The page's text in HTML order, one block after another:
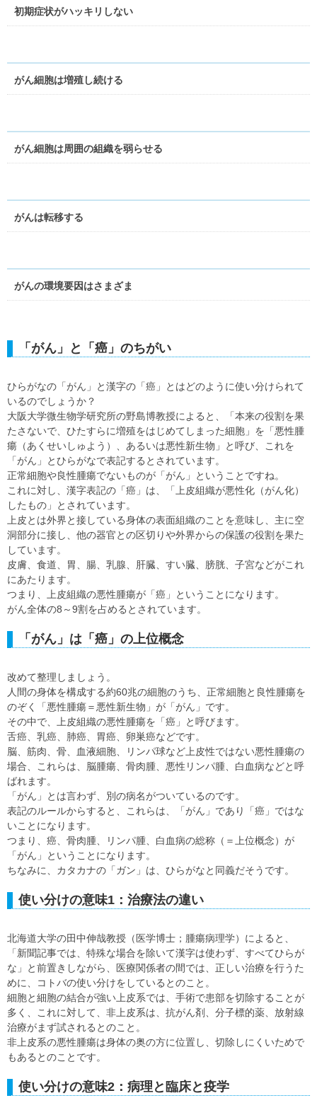
初期症状がハッキリしない
がん細胞は増殖し続ける
がん細胞は周囲の組織を弱らせる
がんは転移する
がんの環境要因はさまざま
「がん」と「癌」のちがい
ひらがなの「がん」と漢字の「癌」とはどのように使い分けられて
いるのでしょうか？
大阪大学微生物学研究所の野島博教授によると、「本来の役割を果
たさないで、ひたすらに増殖をはじめてしまった細胞」を「悪性腫
瘍（あくせいしゅよう）、あるいは悪性新生物」と呼び、これを
「がん」とひらがなで表記するとされています。
正常細胞や良性腫瘍でないものが「がん」ということですね。
これに対し、漢字表記の「癌」は、「上皮組織が悪性化（がん化）
したもの」とされています。
上皮とは外界と接している身体の表面組織のことを意味し、主に空
洞部分に接し、他の器官との区切りや外界からの保護の役割を果た
しています。
皮膚、食道、胃、腸、乳腺、肝臓、すい臓、膀胱、子宮などがこれ
にあたります。
つまり、上皮組織の悪性腫瘍が「癌」ということになります。
がん全体の8～9割を占めるとされています。
「がん」は「癌」の上位概念
改めて整理しましょう。
人間の身体を構成する約60兆の細胞のうち、正常細胞と良性腫瘍を
のぞく「悪性腫瘍＝悪性新生物」が「がん」です。
その中で、上皮組織の悪性腫瘍を「癌」と呼びます。
舌癌、乳癌、肺癌、胃癌、卵巣癌などです。
脳、筋肉、骨、血液細胞、リンパ球など上皮性ではない悪性腫瘍の
場合、これらは、脳腫瘍、骨肉腫、悪性リンパ腫、白血病などと呼
ばれます。
「がん」とは言わず、別の病名がついているのです。
表記のルールからすると、これらは、「がん」であり「癌」ではな
いことになります。
つまり、癌、骨肉腫、リンパ腫、白血病の総称（＝上位概念）が
「がん」ということになります。
ちなみに、カタカナの「ガン」は、ひらがなと同義だそうです。
使い分けの意味1：治療法の違い
北海道大学の田中伸哉教授（医学博士；腫瘍病理学）によると、
「新聞記事では、特殊な場合を除いて漢字は使わず、すべてひらが
な」と前置きしながら、医療関係者の間では、正しい治療を行うた
めに、コトバの使い分けをしているとのこと。
細胞と細胞の結合が強い上皮系では、手術で患部を切除することが
多く、これに対して、非上皮系は、抗がん剤、分子標的薬、放射線
治療がまず試されるとのこと。
非上皮系の悪性腫瘍は身体の奥の方に位置し、切除しにくいためで
もあるとのことです。
使い分けの意味2：病理と臨床と疫学